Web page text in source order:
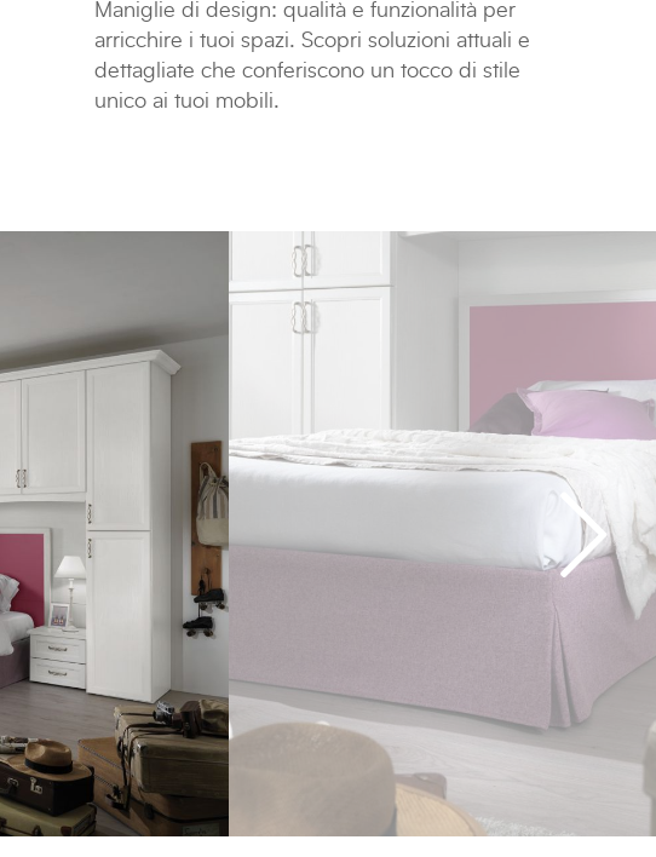
Maniglie di design: qualità e funzionalità per
arricchire i tuoi spazi. Scopri soluzioni attuali e
dettagliate che conferiscono un tocco di stile
unico ai tuoi mobili.